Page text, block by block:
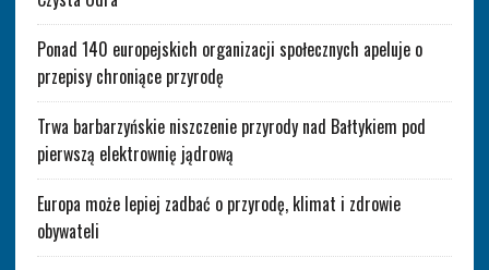
Ponad 140 europejskich organizacji społecznych apeluje o
przepisy chroniące przyrodę
Trwa barbarzyńskie niszczenie przyrody nad Bałtykiem pod
pierwszą elektrownię jądrową
Europa może lepiej zadbać o przyrodę, klimat i zdrowie
obywateli